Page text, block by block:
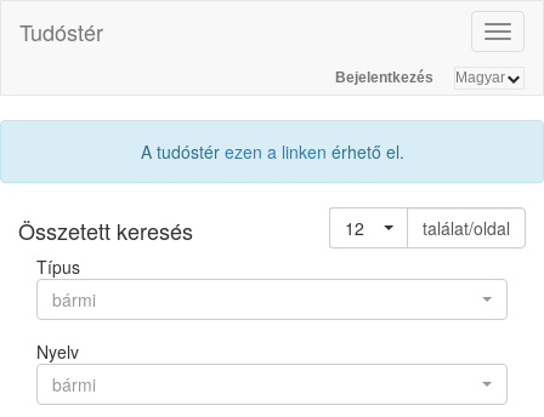
Tudóstér
Bejelentkezés
A tudóstér ezen a linken érhető el.
Összetett keresés 12
találat/oldal
Típus
bármi
Nyelv
bármi